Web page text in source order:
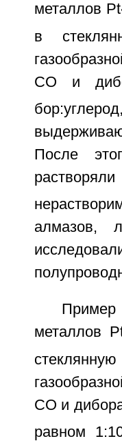
металлов Pt
в
СО и
После
алмазов,
Пример
металлов
СО и
равном